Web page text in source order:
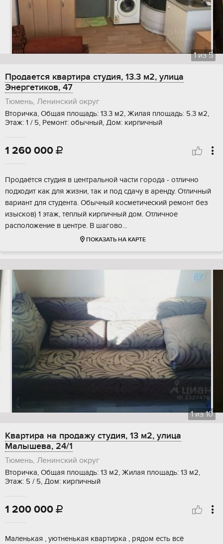
1из5
Продается квартира студия, 13.3 м2, улица
Энергетиков, 47
Тюмень, Ленинский округ
Вторичка, Общая площадь: 13.3 м2, Жилая площадь: 5.3 м2,
Этаж: 1 / 5, Ремонт: обычный, Дом: кирпичный
1 260 000 
Продаётся студия в центральной части города - отлично
подходит как для жизни, так и под сдачу в аренду. Отличный
вариант для студента. Обычный косметический ремонт без
изысков) 1 этаж, тёплый кирпичный дом. Отличное
расположение в центре. В шагово...
ПОКАЗАТЬ НА КАРТЕ
1из10
Квартира на продажу студия, 13 м2, улица
Малышева, 24/1
Тюмень, Ленинский округ
Вторичка, Общая площадь: 13 м2, Жилая площадь: 13 м2,
Этаж: 5 / 5, Дом: кирпичный
1 200 000 
Маленькая , уютненькая квартирка , рядом есть всё